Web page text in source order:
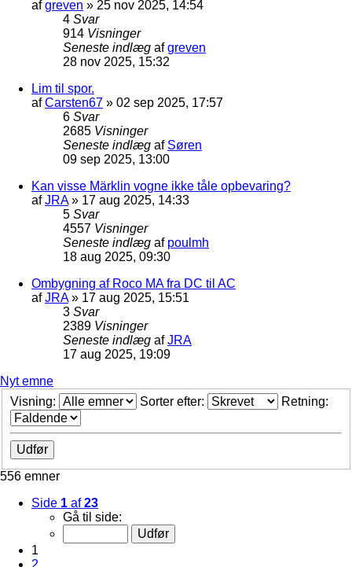
afgreven » 25 nov 2025, 14:54
4 Svar
914 Visninger
Seneste indlæg afgreven
28 nov 2025, 15:32
Lim til spor.
afCarsten67 » 02 sep 2025, 17:57
6 Svar
2685 Visninger
Seneste indlæg af Søren
09 sep 2025, 13:00
Kan visse Märklin vogne ikke tåle opbevaring?
afJRA» 17 aug 2025, 14:33
5 Svar
4557 Visninger
Seneste indlæg af poulmh
18 aug 2025, 09:30
Ombygning af Roco MA fra DC til AC
afJRA» 17 aug 2025, 15:51
3 Svar
2389 Visninger
Seneste indlæg afJRA
17 aug 2025, 19:09
Nyt emne
Visning:
Sorter efter: Retning:
556 emner
Side 1 af23
Gå til side:
1